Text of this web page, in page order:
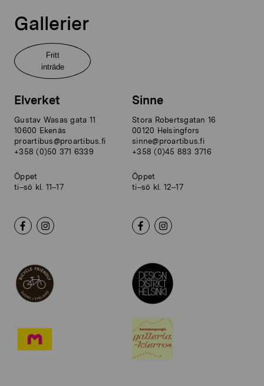
Gallerier
Fritt
inträde
Elverket
Gustav Wasas gata 11
10600 Ekenäs
proartibus@proartibus.fi
+358 (0)50 371 6339
Öppet
ti–sö kl. 11–17
Sinne
Stora Robertsgatan 16
00120 Helsingfors
sinne@proartibus.fi
+358 (0)45 883 3716
Öppet
ti–sö kl. 12–17